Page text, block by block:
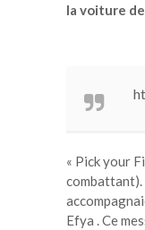
la voiture
« Pick your
combattant).
Efya . Ce